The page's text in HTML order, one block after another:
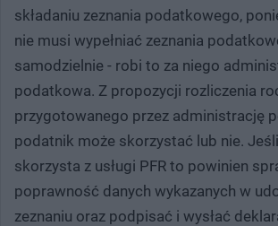
składaniu zeznania podatkowego,
nie musi wypełniać zeznania
samodzielnie - robi to za niego
podatkowa. Z propozycji rozliczenia
przygotowanego przez administrację
podatnik może skorzystać lub nie.
skorzysta z usługi PFR to powinien
poprawność danych wykazanych w
zeznaniu oraz podpisać i wysłać